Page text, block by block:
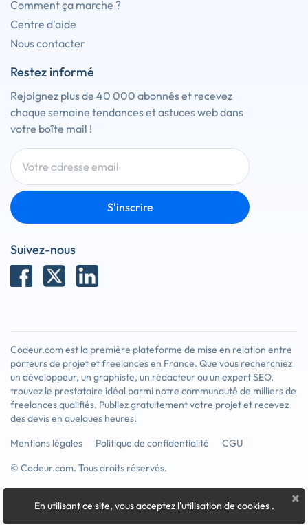
Comment ça marche ?
Centre d'aide
Nous contacter
Restez informé
Rejoignez plus de 40 000 abonnés et recevez
chaque semaine tendances et astuces web dans
votre boîte mail !
S'inscrire
Suivez-nous
Codeur.com est la première plateforme de mise en relation entre
porteurs de projet et freelances en France. Que vous recherchiez
un développeur, un graphiste, un rédacteur ou un expert SEO,
trouvez le prestataire idéal parmi notre communauté de milliers de
freelances qualifiés. Publiez gratuitement votre projet et recevez
des devis en quelques heures.
Mentions légales
Politique de confidentialité
CGU
© Codeur.com. Tous droits réservés.
×
En utilisant ce site, vous acceptez l'utilisation de cookies .